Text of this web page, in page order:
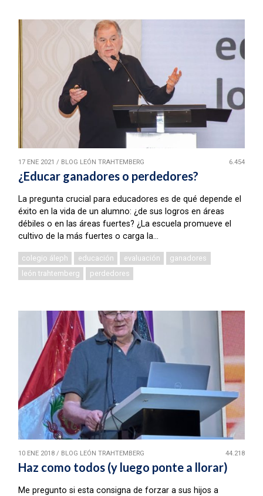
17 ENE 2021 / BLOG LEÓN TRAHTEMBERG 6.454
¿Educar ganadores o perdedores?
La pregunta crucial para educadores es de qué depende el
éxito en la vida de un alumno: ¿de sus logros en áreas
débiles o en las áreas fuertes? ¿La escuela promueve el
cultivo de la más fuertes o carga la...
colegio áleph educación evaluación
ganadores
león trahtemberg
perdedores
10 ENE 2018/ BLOG LEÓN TRAHTEMBERG 44.218
Haz como todos (y luego ponte a llorar)
Me pregunto si esta consigna de forzar a sus hijos a